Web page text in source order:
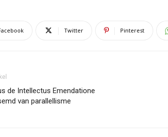
Twitter Pinterest
de Intellectus Emendatione
van parallellisme